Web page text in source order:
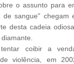
o assunto para
de sangue" chegam
desta cadeia
coibir a
violência, em